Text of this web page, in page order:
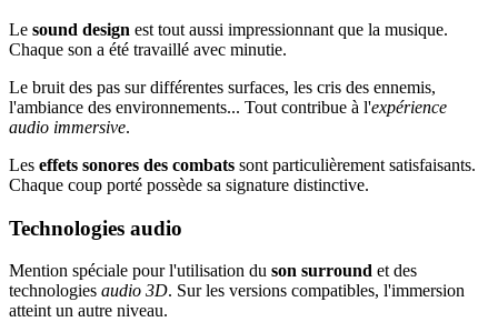
Le sound design est tout aussi impressionnant que la musique.
Chaque son a été travaillé avec minutie.
Le bruit des pas sur différentes surfaces, les cris des ennemis,
l'ambiance des environnements... Tout contribue à l'expérience
audio immersive.
Les effets sonores des combats sont particulièrement satisfaisants.
Chaque coup porté possède sa signature distinctive.
Technologies audio
Mention spéciale pour l'utilisation du son surround et des
technologies audio 3D. Sur les versions compatibles, l'immersion
atteint un autre niveau.